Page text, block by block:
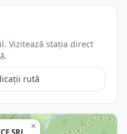
Vizitează stația direct
rută
×